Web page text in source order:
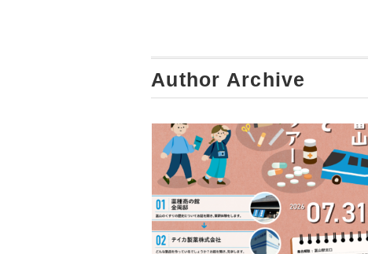
Author Archive